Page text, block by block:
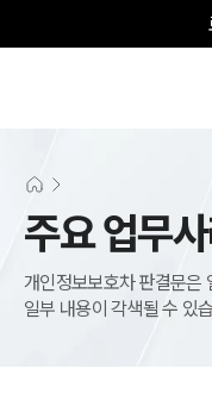
주요 업무
개인정보보호차 판결문은
일부 내용이 각색될 수 있